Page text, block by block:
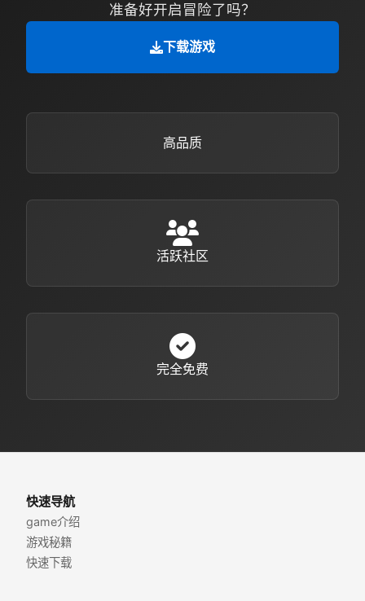
准备好开启冒险了吗？
下载游戏
高品质
活跃社区
完全免费
快速导航
game介绍
游戏秘籍
快速下载